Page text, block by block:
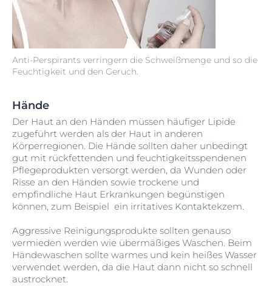
Anti-Perspirants verringern die Schweißmenge und so die
Feuchtigkeit und den Geruch.
Hände
Der Haut an den Händen müssen häufiger Lipide
zugeführt werden als der Haut in anderen
Körperregionen. Die Hände sollten daher unbedingt
gut mit rückfettenden und feuchtigkeitsspendenen
Pflegeprodukten versorgt werden, da Wunden oder
Risse an den Händen sowie trockene und
empfindliche Haut Erkrankungen begünstigen
können, zum Beispiel ein irritatives Kontaktekzem.
Aggressive Reinigungsprodukte sollten genauso
vermieden werden wie übermäßiges Waschen. Beim
Händewaschen sollte warmes und kein heißes Wasser
verwendet werden, da die Haut dann nicht so schnell
austrocknet.